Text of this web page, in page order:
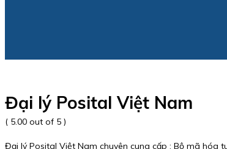
Đại lý Posital Việt Nam
( 5.00 out of 5 )
Đại lý Posital Việt Nam chuyên cung cấp : Bộ mã hóa